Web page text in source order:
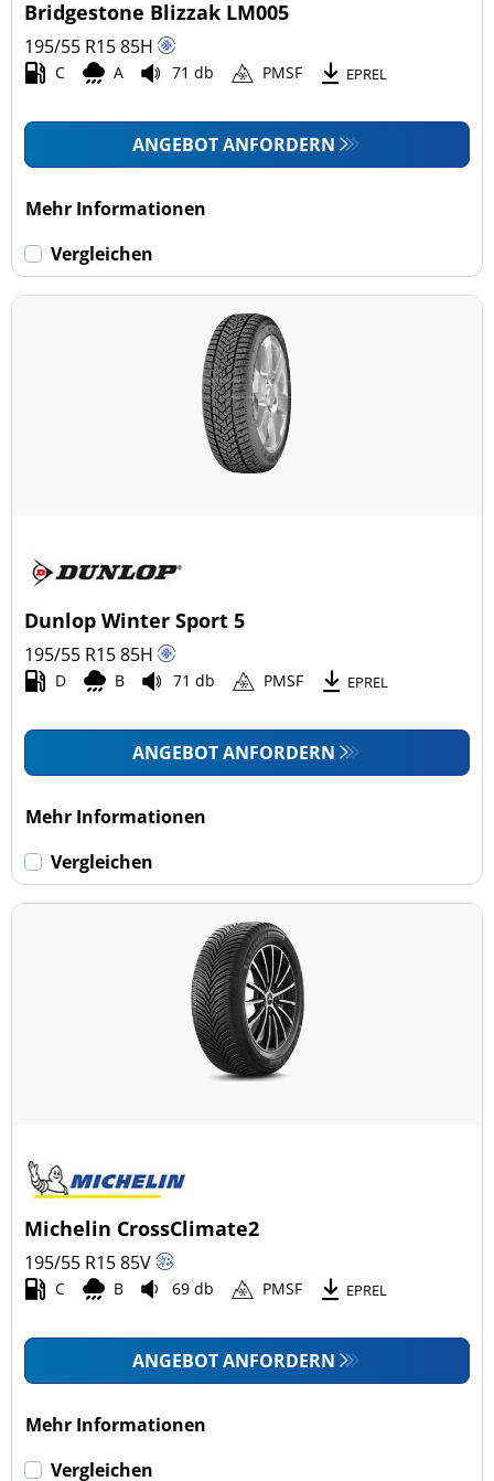
Bridgestone Blizzak LM005
195/55 R1585H
C A 71 db PMSF EPREL
ANGEBOT ANFORDERN
Mehr Informationen
Vergleichen
Dunlop Winter Sport 5
195/55 R1585H
D B 71 db PMSF EPREL
ANGEBOT ANFORDERN
Mehr Informationen
Vergleichen
Michelin CrossClimate2
195/55 R1585V
C B 69 db PMSF EPREL
ANGEBOT ANFORDERN
Mehr Informationen
Vergleichen